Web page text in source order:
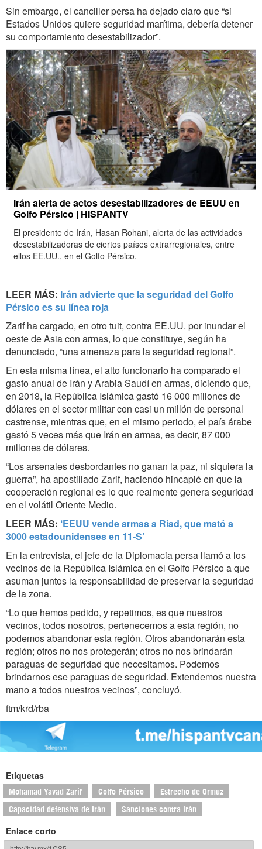
Sin embargo, el canciller persa ha dejado claro que “si
Estados Unidos quiere seguridad marítima, debería detener
su comportamiento desestabilizador”.
Irán alerta de actos desestabilizadores de EEUU en
Golfo Pérsico | HISPANTV
El presidente de Irán, Hasan Rohani, alerta de las actividades
desestabilizadoras de ciertos países extrarregionales, entre
ellos EE.UU., en el Golfo Pérsico.
LEER MÁS: Irán advierte que la seguridad del Golfo
Pérsico es su línea roja
Zarif ha cargado, en otro tuit, contra EE.UU. por inundar el
oeste de Asia con armas, lo que constituye, según ha
denunciado, “una amenaza para la seguridad regional”.
En esta misma línea, el alto funcionario ha comparado el
gasto anual de Irán y Arabia Saudí en armas, diciendo que,
en 2018, la República Islámica gastó 16 000 millones de
dólares en el sector militar con casi un millón de personal
castrense, mientras que, en el mismo periodo, el país árabe
gastó 5 veces más que Irán en armas, es decir, 87 000
millones de dólares.
“Los arsenales desbordantes no ganan la paz, ni siquiera la
guerra”, ha apostillado Zarif, haciendo hincapié en que la
cooperación regional es lo que realmente genera seguridad
en el volátil Oriente Medio.
LEER MÁS: ‘EEUU vende armas a Riad, que mató a
3000 estadounidenses en 11-S’
En la entrevista, el jefe de la Diplomacia persa llamó a los
vecinos de la República Islámica en el Golfo Pérsico a que
asuman juntos la responsabilidad de preservar la seguridad
de la zona.
“Lo que hemos pedido, y repetimos, es que nuestros
vecinos, todos nosotros, pertenecemos a esta región, no
podemos abandonar esta región. Otros abandonarán esta
región; otros no nos protegerán; otros no nos brindarán
paraguas de seguridad que necesitamos. Podemos
brindarnos ese paraguas de seguridad. Extendemos nuestra
mano a todos nuestros vecinos”, concluyó.
ftm/krd/rba
Etiquetas
Mohamad Yavad Zarif Golfo Pérsico Estrecho de Ormuz
Capacidad defensiva de Irán Sanciones contra Irán
Enlace corto